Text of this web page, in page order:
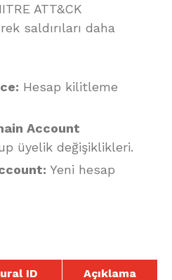
ATT&CK
saldırıları daha
Hesap kilitleme
Account
üyelik değişiklikleri.
Yeni hesap
ID Açıklama